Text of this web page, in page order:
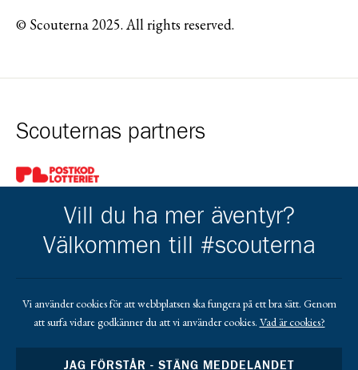
© Scouterna 2025. All rights reserved.
Scouternas partners
Gå till pl_50
Gå till https://www.mera.se/Gå till https://www.lansforsakringar.se/
Gå till https://
Vill du ha mer äventyr?
Välkommen till #scouterna
Vi använder cookies för att webbplatsen ska fungera på ett bra sätt. Genom
att surfa vidare godkänner du att vi använder cookies. Vad är cookies?
JAG FÖRSTÅR - STÄNG MEDDELANDET